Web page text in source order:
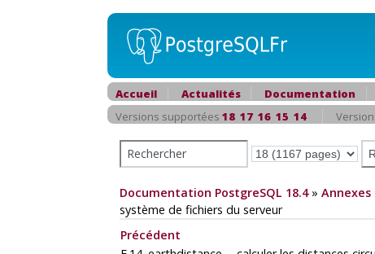
Accueil Actualités Documentation
Versions supportées 18 17 16 15 14
Documentation PostgreSQL 18.4» Annexes
système de fichiers du serveur
Précédent